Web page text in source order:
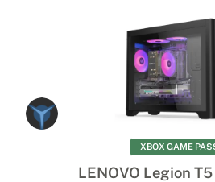
XBOX GAME
LENOVO Legion